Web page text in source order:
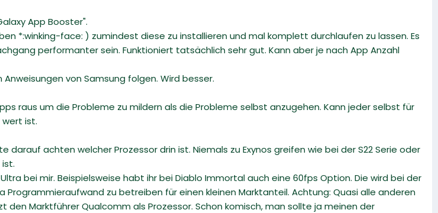
App Booster".
*:winking-face: ) zumindest diese zu installieren und mal komplett durchlaufen zu lassen. Es
performanter sein. Funktioniert tatsächlich sehr gut. Kann aber je nach App Anzahl
von Samsung folgen. Wird besser.
raus um die Probleme zu mildern als die Probleme selbst anzugehen. Kann jeder selbst für
ist.
achten welcher Prozessor drin ist. Niemals zu Exynos greifen wie bei der S22 Serie oder
bei mir. Beispielsweise habt ihr bei Diablo Immortal auch eine 60fps Option. Die wird bei der
Programmieraufwand zu betreiben für einen kleinen Marktanteil. Achtung: Quasi alle anderen
den Marktführer Qualcomm als Prozessor. Schon komisch, man sollte ja meinen der